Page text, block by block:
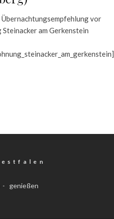
vor
am Gerkenstein
s t f a l e n
- genießen